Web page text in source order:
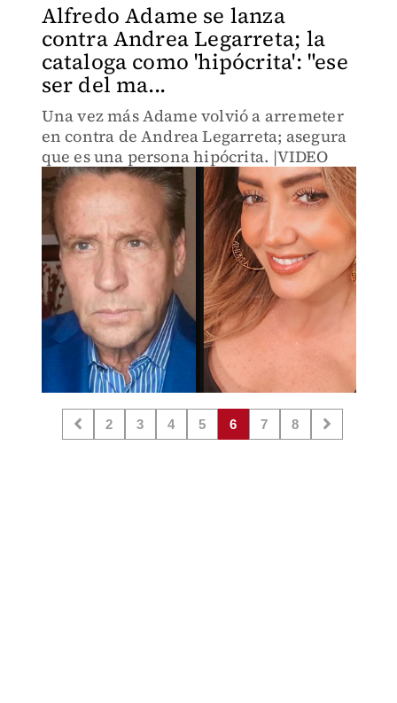
Alfredo Adame se lanza
contra Andrea Legarreta; la
cataloga como 'hipócrita': "ese
ser del ma...
Una vez más Adame volvió a arremeter
en contra de Andrea Legarreta; asegura
que es una persona hipócrita. |VIDEO
2 3 4 5 6 7 8